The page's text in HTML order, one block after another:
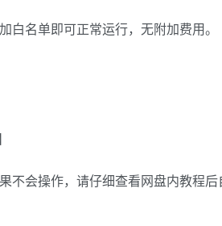
名单即可正常运行，无附加费用。
不会操作，请仔细查看网盘内教程